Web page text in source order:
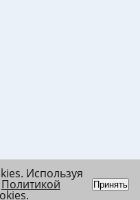
Используя
Политикой
.
Принять